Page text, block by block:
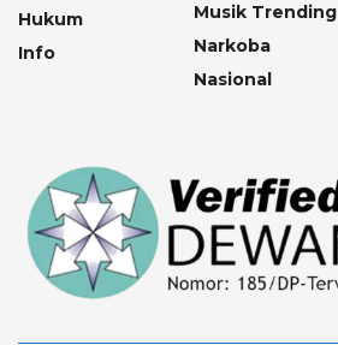
Hukum
Info
Musik Trending
Narkoba
Nasional